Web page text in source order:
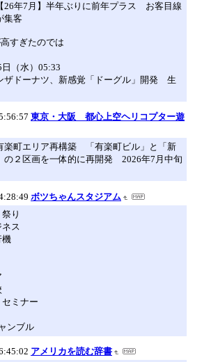
26年7月】半年ぶりに前年プラス お客目線
集客
すぎたのでは
（水）05:33
ザドーナツ、新感覚「ドーグル」開発 生
東京・大阪 都心上空ヘリコプター遊
町エリア再構築 「有楽町ビル」と「新
の２区画を一体的に再開発 2026年7月中旬
ボツちゃんスタジアム
り
ス
機
ミナー
ンブル
アメリカを読む辞書